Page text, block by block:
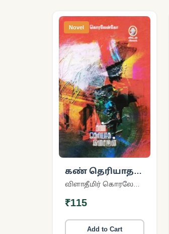
Novel
கண் தெரியாத
இசைஞன்
விளாதீமிர் கொரலேன்கோ
₹115
Add to Cart